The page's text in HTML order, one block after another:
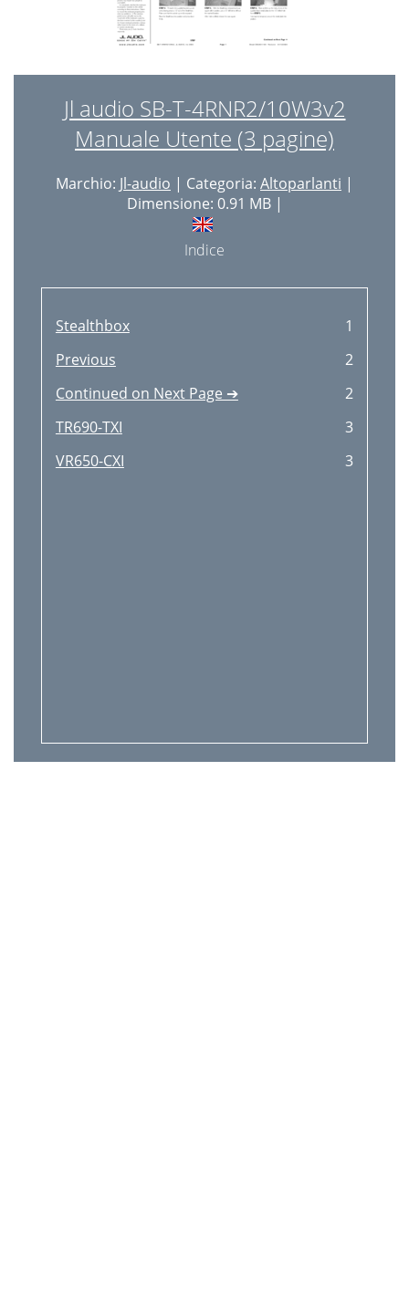
Jl audio SB-T-4RNR2/10W3v2
Manuale Utente (3 pagine)
Marchio: Jl-audio | Categoria: Altoparlanti |
Dimensione: 0.91 MB |
Indice
Stealthbox
1
Previous
2
Continued on Next Page ➔
2
TR690-TXI
3
VR650-CXI
3